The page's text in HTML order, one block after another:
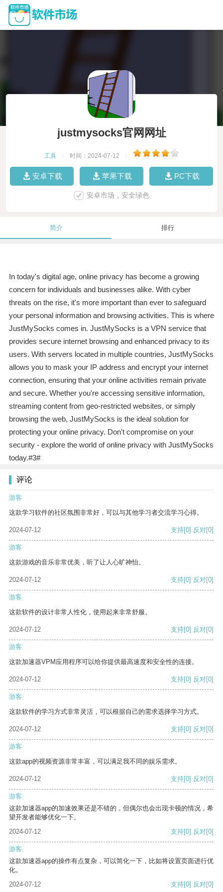
justmysocks官网网址
工具 时间：2024-07-12
安卓下载 苹果下载 PC下载
安卓市场，安全绿色
简介 排行
In today's digital age, online privacy has become a growing
concern for individuals and businesses alike. With cyber
threats on the rise, it's more important than ever to safeguard
your personal information and browsing activities. This is where
JustMySocks comes in. JustMySocks is a VPN service that
provides secure internet browsing and enhanced privacy to its
users. With servers located in multiple countries, JustMySocks
allows you to mask your IP address and encrypt your internet
connection, ensuring that your online activities remain private
and secure. Whether you're accessing sensitive information,
streaming content from geo-restricted websites, or simply
browsing the web, JustMySocks is the ideal solution for
protecting your online privacy. Don't compromise on your
security - explore the world of online privacy with JustMySocks
today.#3#
评论
游客
这款学习软件的社区氛围非常好，可以与其他学习者交流学习心得。
2024-07-12 支持[0] 反对[0]
游客
这款游戏的音乐非常优美，听了让人心旷神怡。
2024-07-12 支持[0] 反对[0]
游客
这款软件的设计非常人性化，使用起来非常舒服。
2024-07-12 支持[0] 反对[0]
游客
这款加速器VPM应用程序可以给你提供最高速度和安全性的连接。
2024-07-12 支持[0] 反对[0]
游客
这款软件的学习方式非常灵活，可以根据自己的需求选择学习方式。
2024-07-12 支持[0] 反对[0]
游客
这款app的视频资源非常丰富，可以满足我不同的娱乐需求。
2024-07-12 支持[0] 反对[0]
游客
这款加速器app的加速效果还是不错的，但偶尔也会出现卡顿的情况，希
望开发者能够优化一下。
2024-07-12
支持[0] 反对[0]
游客
这款加速器app的操作有点复杂，可以简化一下，比如将设置页面进行优
化。
2024-07-12
支持[0] 反对[0]